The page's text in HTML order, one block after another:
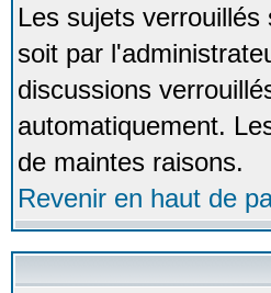
Les sujets
soit par
discussions
automatiquement.
de maintes raisons.
Revenir en haut de